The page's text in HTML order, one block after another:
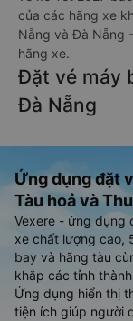
của các hãng xe
Nẵng và Đà Nẵng
hãng xe.
Đặt vé máy
Đà Nẵng
Ứng dụng đặt
Tàu hoả và
Vexere - ứng dụng
xe chất lượng cao,
bay và hãng tàu
khắp các tỉnh
Ứng dụng hiển thị
tiện ích giúp người